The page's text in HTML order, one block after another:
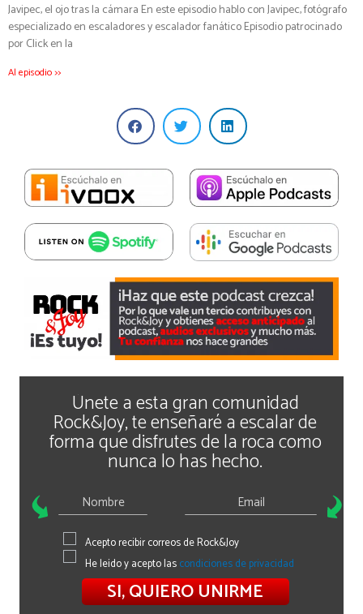
Javipec, el ojo tras la cámara En este episodio hablo con Javipec, fotógrafo
especializado en escaladores y escalador fanático Episodio patrocinado
por Click en la
Al episodio >>
Únete a esta gran comunidad
Rock&Joy, te enseñaré a escalar de
forma que disfrutes de la roca como
nunca lo has hecho.
Acepto recibir correos de Rock&Joy
He leído y acepto lascondiciones de privacidad
SI, QUIERO UNIRME